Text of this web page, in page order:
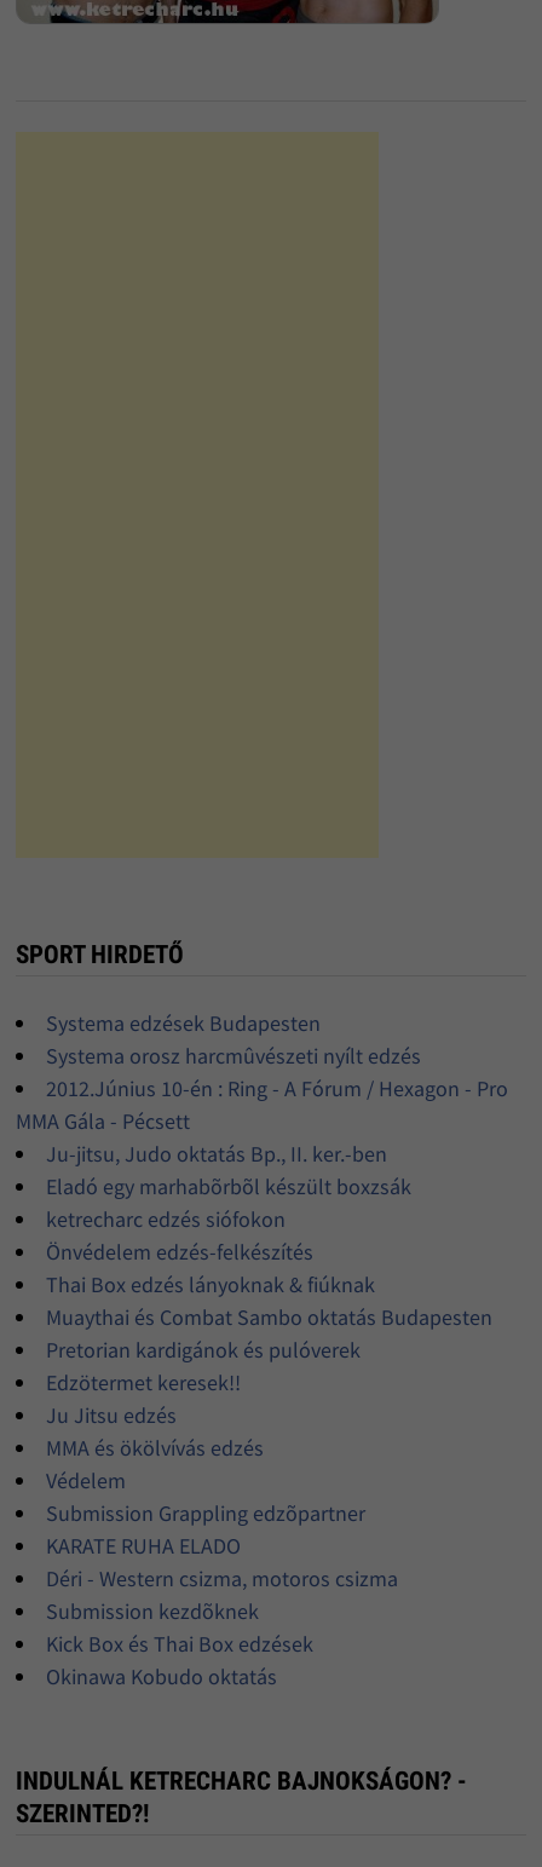
SPORT HIRDETŐ
Systema edzések Budapesten
Systema orosz harcmûvészeti nyílt edzés
2012.Június 10-én : Ring - A Fórum / Hexagon - Pro
MMA Gála - Pécsett
Ju-jitsu, Judo oktatás Bp., II. ker.-ben
Eladó egy marhabõrbõl készült boxzsák
ketrecharc edzés siófokon
Önvédelem edzés-felkészítés
Thai Box edzés lányoknak & fiúknak
Muaythai és Combat Sambo oktatás Budapesten
Pretorian kardigánok és pulóverek
Edzötermet keresek!!
Ju Jitsu edzés
MMA és ökölvívás edzés
Védelem
Submission Grappling edzõpartner
KARATE RUHA ELADO
Déri - Western csizma, motoros csizma
Submission kezdõknek
Kick Box és Thai Box edzések
Okinawa Kobudo oktatás
INDULNÁL KETRECHARC BAJNOKSÁGON? -
SZERINTED?!